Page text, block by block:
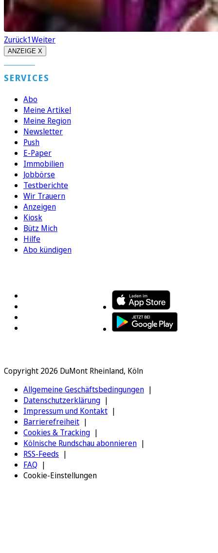
Zurück1Weiter
ANZEIGE X
SERVICES
Abo
Meine Artikel
Meine Region
Newsletter
Push
E-Paper
Immobilien
Jobbörse
Testberichte
Wir Trauern
Anzeigen
Kiosk
Bütz Mich
Hilfe
Abo kündigen
Copyright 2026 DuMont Rheinland, Köln
Allgemeine Geschäftsbedingungen
Datenschutzerklärung
Impressum und Kontakt
Barrierefreiheit
Cookies & Tracking
Kölnische Rundschau abonnieren
RSS-Feeds
FAQ
Cookie-Einstellungen